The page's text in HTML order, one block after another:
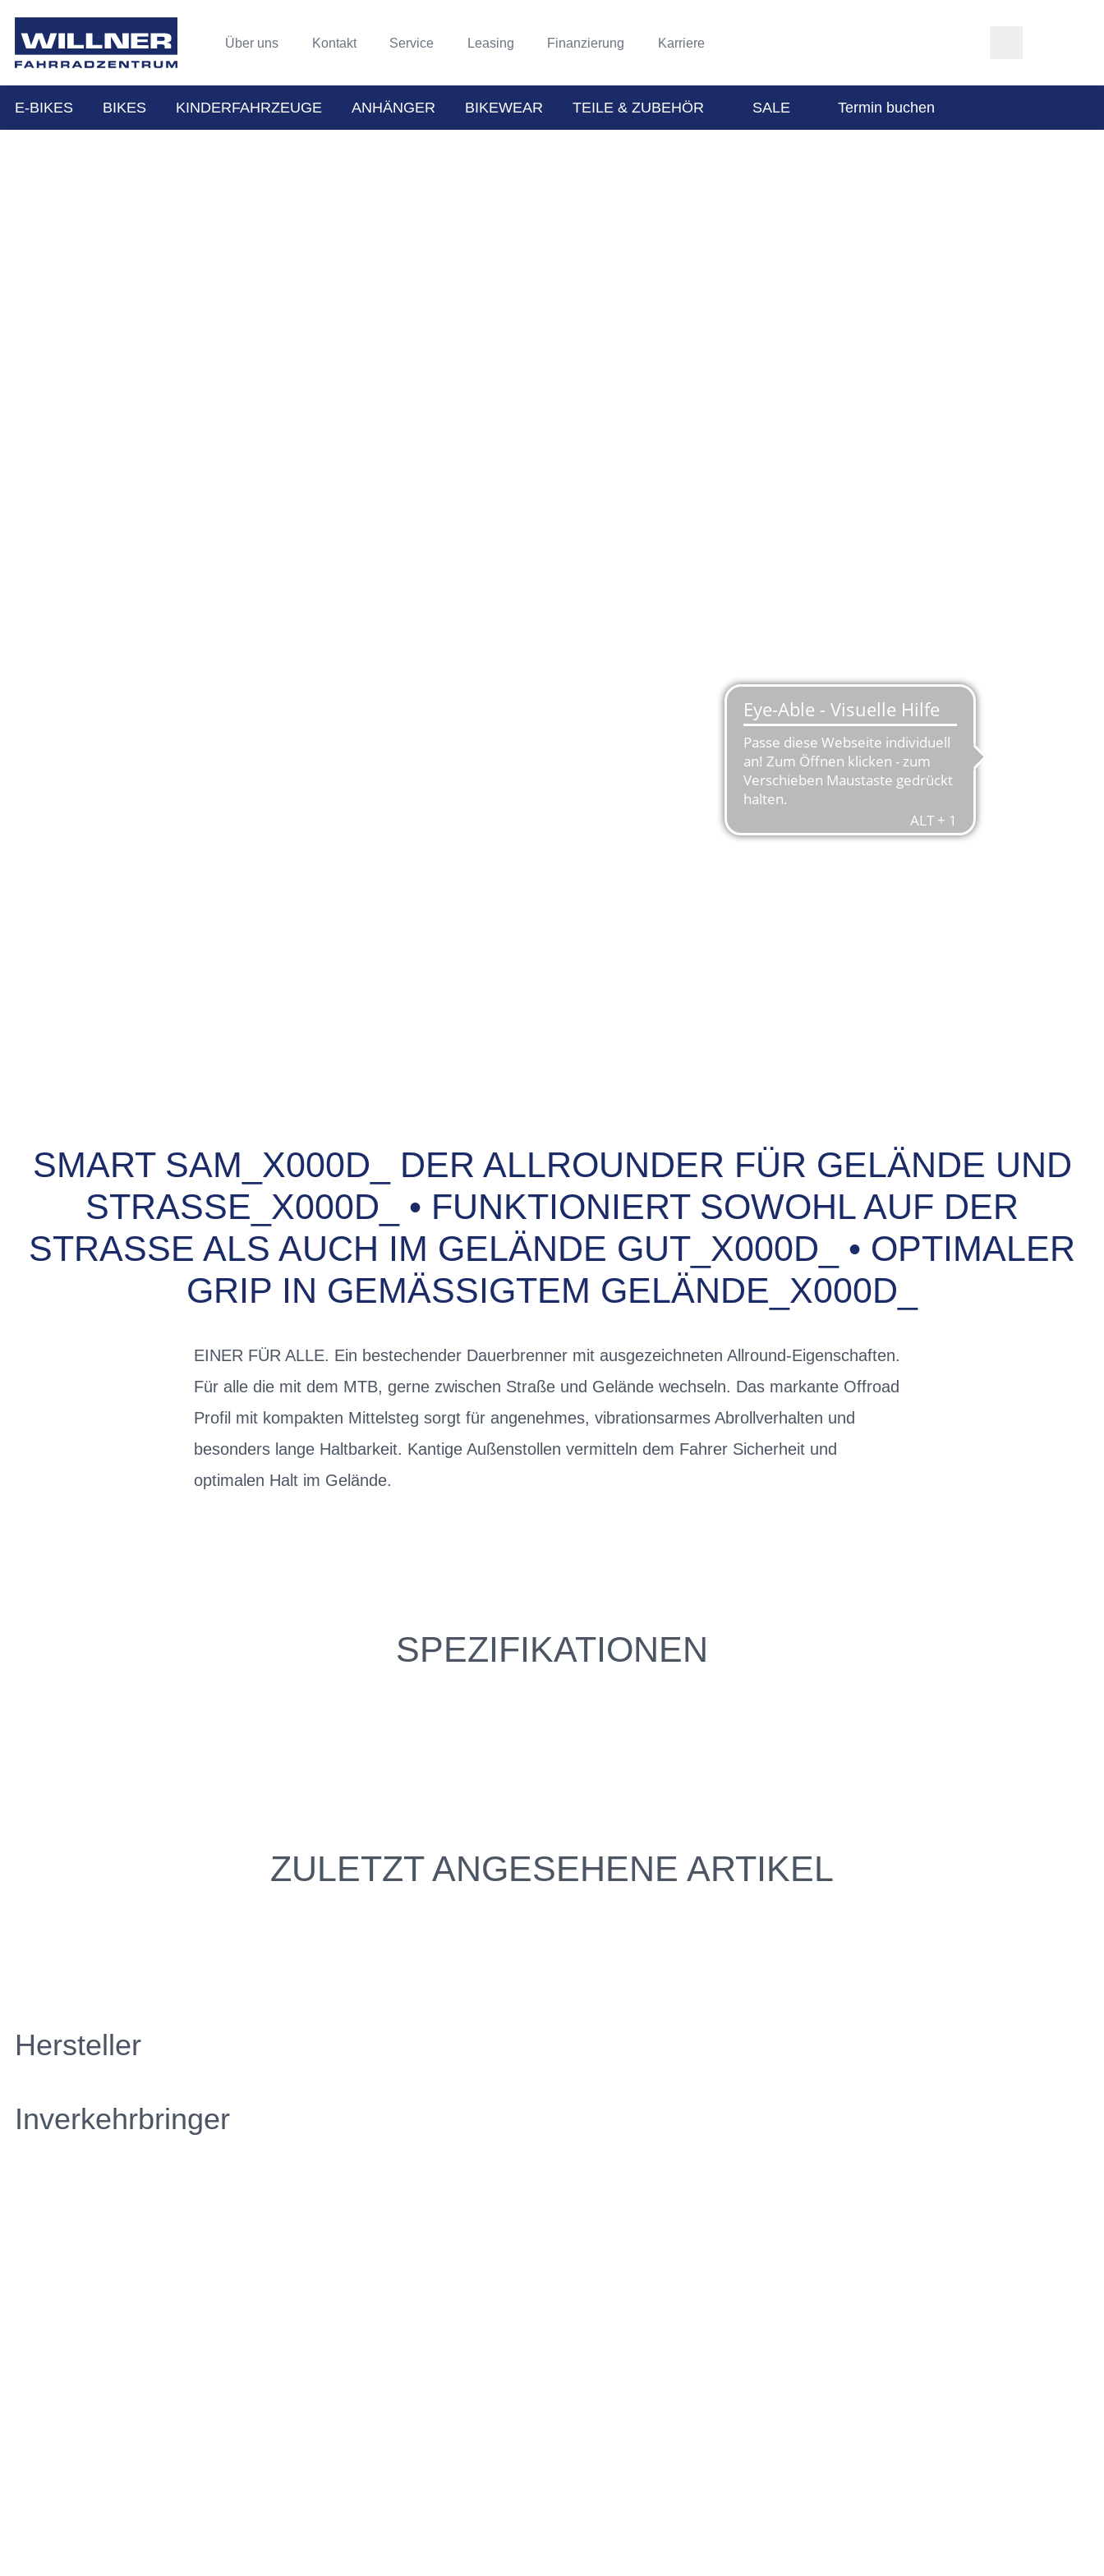
Über uns Kontakt Service Leasing Finanzierung Karriere
E-BIKES BIKES KINDERFAHRZEUGE ANHÄNGER BIKEWEAR TEILE & ZUBEHÖR SALE Termin buchen
SMART SAM_X000D_ DER ALLROUNDER FÜR GELÄNDE UND
STRASSE_X000D_ • FUNKTIONIERT SOWOHL AUF DER S
TRASSE ALS AUCH IM GELÄNDE GUT_X000D_ • OPTIMALER GR
IP IN GEMÄSSIGTEM GELÄNDE_X000D_
EINER FÜR ALLE. Ein bestechender Dauerbrenner mit ausgezeichneten Allround-Eigenschaften.
Für alle die mit dem MTB, gerne zwischen Straße und Gelände wechseln. Das markante Offroad
Profil mit kompakten Mittelsteg sorgt für angenehmes, vibrationsarmes Abrollverhalten und
besonders lange Haltbarkeit. Kantige Außenstollen vermitteln dem Fahrer Sicherheit und
optimalen Halt im Gelände.
SPEZIFIKATIONEN
ZULETZT ANGESEHENE ARTIKEL
Hersteller
Inverkehrbringer